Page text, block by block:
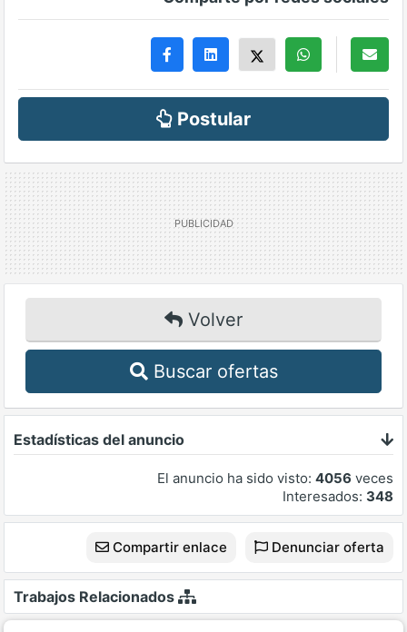
Postular
Volver
Buscar ofertas
Estadísticas del anuncio
El anuncio ha sido visto: 4056 veces
Interesados: 348
Compartir enlace Denunciar oferta
Trabajos Relacionados